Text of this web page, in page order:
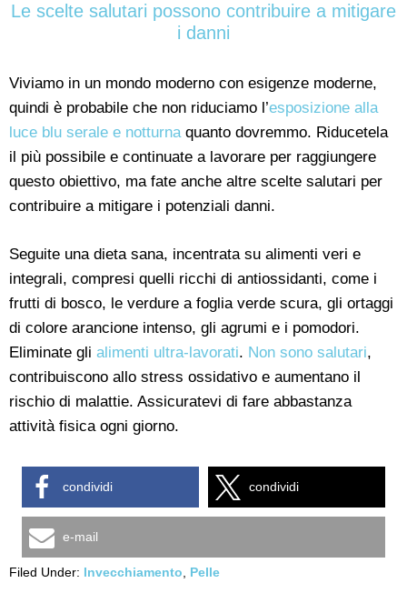
Le scelte salutari possono contribuire a mitigare
i danni
Viviamo in un mondo moderno con esigenze moderne,
quindi è probabile che non riduciamo l’esposizione alla
luce blu serale e notturnaquanto dovremmo. Riducetela
il più possibile e continuate a lavorare per raggiungere
questo obiettivo, ma fate anche altre scelte salutari per
contribuire a mitigare i potenziali danni.
Seguite una dieta sana, incentrata su alimenti veri e
integrali, compresi quelli ricchi di antiossidanti, come i
frutti di bosco, le verdure a foglia verde scura, gli ortaggi
di colore arancione intenso, gli agrumi e i pomodori.
Eliminate gli alimenti ultra-lavorati. Non sono salutari,
contribuiscono allo stress ossidativo e aumentano il
rischio di malattie. Assicuratevi di fare abbastanza
attività fisica ogni giorno.
condividi condividi
e-mail
Filed Under: Invecchiamento Pelle